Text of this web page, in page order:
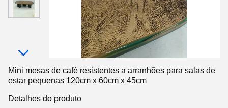
Mini mesas de café resistentes a arranhões para salas de
estar pequenas 120cm x 60cm x 45cm
Detalhes do produto